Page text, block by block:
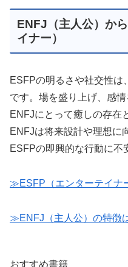
ENFJ（主人公）か
イナー）
ESFPの明るさや社交性は
です。場を盛り上げ、感
ENFJにとって癒しの存在
ENFJは将来設計や理想に
ESFPの即興的な行動に不
≫ESFP（エンターテイナ
≫ENFJ（主人公）の特徴
おすすめ書籍